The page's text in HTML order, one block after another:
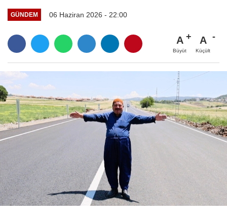
GÜNDEM 06 Haziran 2026 - 22:00
A
Büyüt
A
Küçült